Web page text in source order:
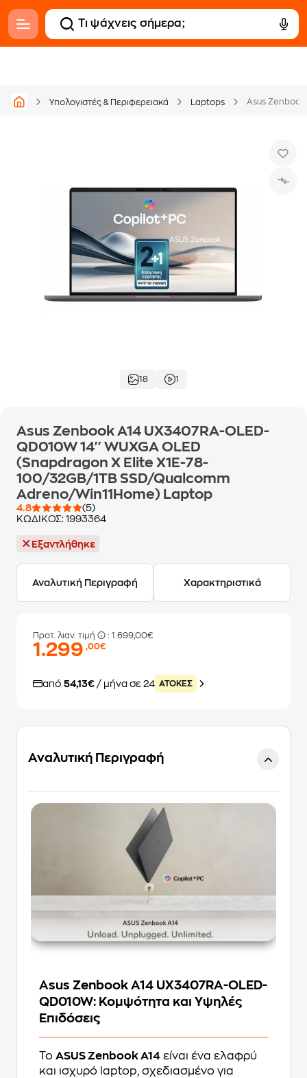
Υπολογιστές & Περιφερειακά Laptops
18 1
Asus Zenbook A14 UX3407RA-OLED-
QD010W 14'' WUXGA OLED
(Snapdragon X Elite X1E-78-
100/32GB/1TB SSD/Qualcomm
Adreno/Win11Home) Laptop
4.8
(5)
ΚΩΔΙΚΟΣ: 1993364
Εξαντλήθηκε
Αναλυτική Περιγραφή Χαρακτηριστικά
Προτ. λιαν. τιμή : 1.699,00€
1.299,00€
από 54,13€ / μήνα σε 24 ATOKEΣ
Αναλυτική Περιγραφή
Asus Zenbook A14 UX3407RA-OLED-
QD010W: Κομψότητα και Υψηλές
Επιδόσεις
Το ASUS Zenbook A14 είναι ένα ελαφρύ
και ισχυρό laptop, σχεδιασμένο για